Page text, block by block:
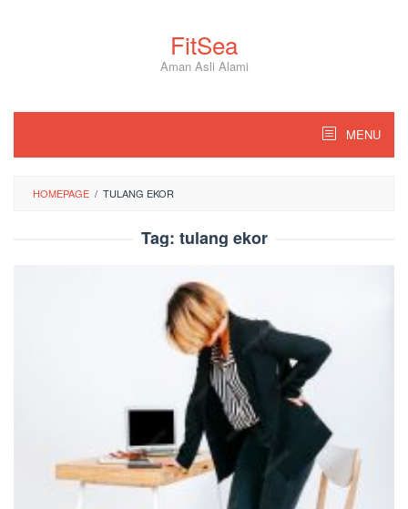
FitSea
Aman Asli Alami
MENU
HOMEPAGE / TULANG EKOR
Tag: tulang ekor